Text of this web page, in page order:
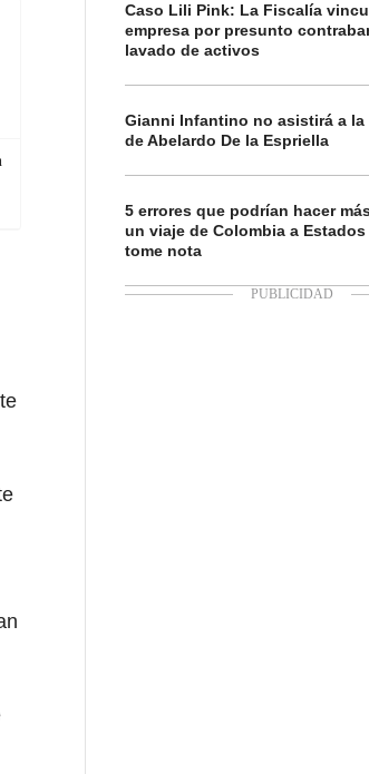
Caso Lili Pink: La Fiscalía
empresa por presunto
lavado de activos
Gianni Infantino no asistirá a la
de Abelardo De la Espriella
5 errores que podrían hacer
un viaje de Colombia a
tome nota